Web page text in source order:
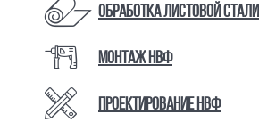
Обработка листовой стали
Монтаж НВФ
Проектирование НВФ
КАТАЛОГ ТОВАРОВ И УСЛУГ